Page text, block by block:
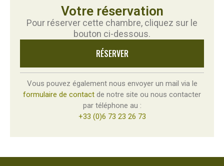
Votre réservation
Pour réserver cette chambre, cliquez sur le
bouton ci-dessous.
RÉSERVER
Vous pouvez également nous envoyer un mail via le
formulaire de contact de notre site ou nous contacter
par téléphone au :
+33 (0)6 73 23 26 73